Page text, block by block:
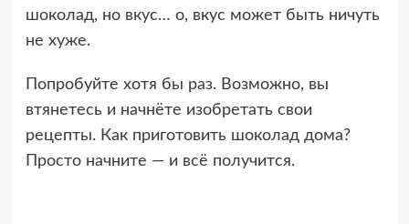
шоколад, но вкус… о, вкус может быть ничуть
не хуже.
Попробуйте хотя бы раз. Возможно, вы
втянетесь и начнёте изобретать свои
рецепты. Как приготовить шоколад дома?
Просто начните — и всё получится.